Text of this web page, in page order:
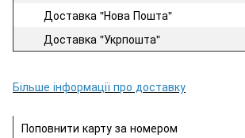
Доставка "Нова Пошта"
Доставка "Укрпошта"
Більше інформації про доставку
Поповнити карту за номером